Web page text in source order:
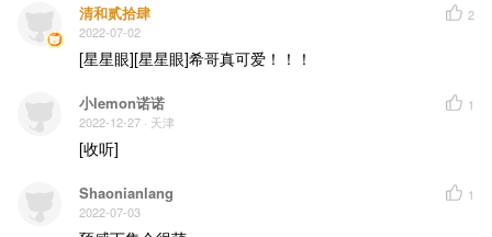
清和贰拾肆
2022-07-02
2
[星星眼][星星眼]希哥真可爱！！！
小lemon诺诺
2022-12-27 · 天津
1
[收听]
Shaonianlang
2022-07-03
1